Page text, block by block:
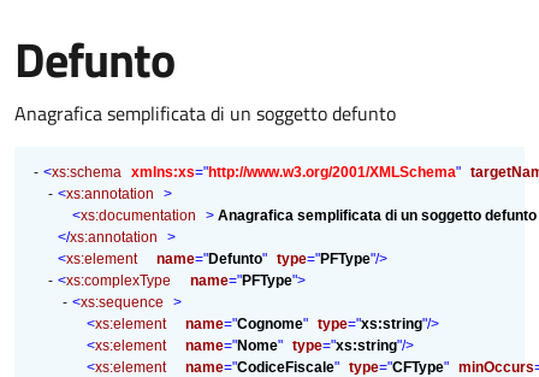
Defunto
Anagrafica semplificata di un soggetto defunto
- <xs:schema xmlns:xs="http://www.w3.org/2001/XMLSchema"
- <xs:annotation
>
<xs:documentation > Anagrafica semplificata di un soggetto defunto
</xs:annotation
>
<xs:element name="Defunto" type="PFType"/>
- <xs:complexType name="PFType">
- <xs:sequence
>
<xs:element name="Cognome" type="xs:string"/>
<xs:element name="Nome" type="xs:string"/>
<xs:element name="CodiceFiscale" type="CFType" minOccurs